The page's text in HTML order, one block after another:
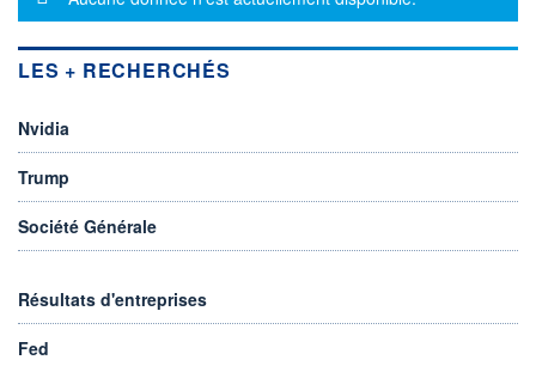
LES + RECHERCHÉS
Nvidia
Trump
Société Générale
Résultats d'entreprises
Fed